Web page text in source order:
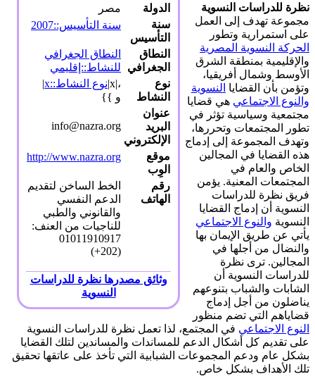
الدولة
مصر
سنة
التأسيس
سنة التأسيس::2007
النطاق
الجغرافي
النطاق الجغرافي
للنشاط::إقليمي
نوع
النشاط
،|x| نوع النشاط::x |
و }}
عنوان
البريد
الإلكتروني
info@nazra.org
موقع
الوِب
http://www.nazra.org
رقم
الهاتف
الخط الساخن لتقديم
الدعم النفسي
والقانوني والطبي
للناجيات من العنف:
01011910917
(202+)
وثائق مصدرها نظرة للدراسات
النسوية
نظرة للدراسات النسوية
مجموعة تهدف إلى العمل
على استمرارية وتطور
الحركة النسوية المصرية
والإقليمية بمنطقة الشرق
الأوسط وشمال أفريقيا،
وتؤمن بأن القضايا النسوية
والنوع الاجتماعي هي قضايا
مجتمعية وسياسية تؤثر في
تطور المجتمعات وتحررها،
وتهدف المجموعة إلى إدماج
هذه القضايا في المجالين
الخاص والعام في
المجتمعات المعنية. يؤمن
فريق نظرة للدراسات
النسوية أن إدماج القضايا
النسوية والنوع الاجتماعي
يأتي عن طريق الإيمان بها
والنضال من أجلها في
المجالين. ترى نظرة
للدراسات النسوية أن
الشابات والشباب بتنوعهم
يناضلون من أجل إدماج
قضاياهم التي تضم منظور
النوع الاجتماعي في المجتمع، لذا تعمل نظرة للدراسات النسوية
على تقديم كل أشكال الدعم للمساندات والمساندين لتلك القضايا
بشكل عام ودعم المجموعات الشبابية التي تأخذ على عاتقها تحقيق
تلك الأهداف بشكل خاص.